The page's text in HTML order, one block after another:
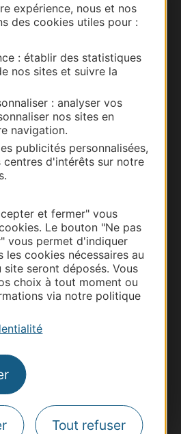
expérience, nous et nos
des cookies utiles pour :
: établir des statistiques
nos sites et suivre la
: analyser vos
nos sites en
navigation.
publicités personnalisées,
centres d'intérêts sur notre
et fermer" vous
Le bouton "Ne pas
vous permet d'indiquer
les cookies nécessaires au
seront déposés. Vous
choix à tout moment ou
via notre politique
Tout refuser
d'information
pour recevoir des
de visites et de sorties.